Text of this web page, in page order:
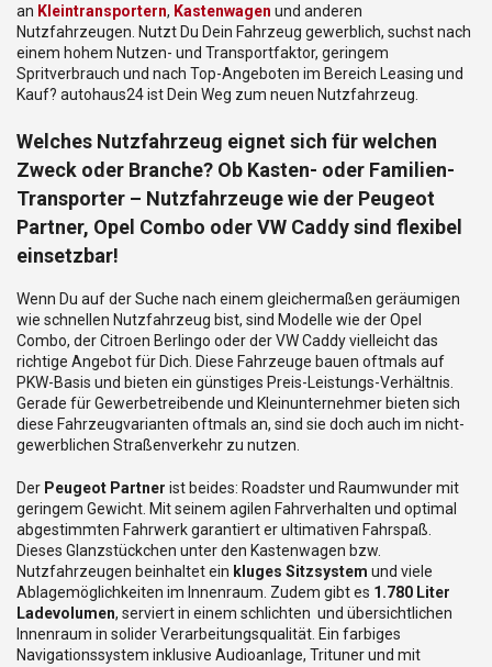
an Kleintransportern, Kastenwagen und anderen
Nutzfahrzeugen. Nutzt Du Dein Fahrzeug gewerblich, suchst nach
einem hohem Nutzen- und Transportfaktor, geringem
Spritverbrauch und nach Top-Angeboten im Bereich Leasing und
Kauf? autohaus24 ist Dein Weg zum neuen Nutzfahrzeug.
Welches Nutzfahrzeug eignet sich für welchen
Zweck oder Branche? Ob Kasten- oder Familien-
Transporter – Nutzfahrzeuge wie der Peugeot
Partner, Opel Combo oder VW Caddy sind flexibel
einsetzbar!
Wenn Du auf der Suche nach einem gleichermaßen geräumigen
wie schnellen Nutzfahrzeug bist, sind Modelle wie der Opel
Combo, der Citroen Berlingo oder der VW Caddy vielleicht das
richtige Angebot für Dich. Diese Fahrzeuge bauen oftmals auf
PKW-Basis und bieten ein günstiges Preis-Leistungs-Verhältnis.
Gerade für Gewerbetreibende und Kleinunternehmer bieten sich
diese Fahrzeugvarianten oftmals an, sind sie doch auch im nicht-
gewerblichen Straßenverkehr zu nutzen.
Der Peugeot Partner ist beides: Roadster und Raumwunder mit
geringem Gewicht. Mit seinem agilen Fahrverhalten und optimal
abgestimmten Fahrwerk garantiert er ultimativen Fahrspaß.
Dieses Glanzstückchen unter den Kastenwagen bzw.
Nutzfahrzeugen beinhaltet ein kluges Sitzsystem und viele
Ablagemöglichkeiten im Innenraum. Zudem gibt es 1.780 Liter
Ladevolumen, serviert in einem schlichten und übersichtlichen
Innenraum in solider Verarbeitungsqualität. Ein farbiges
Navigationssystem inklusive Audioanlage, Trituner und mit